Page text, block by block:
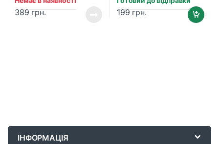
389 грн. 199 грн.
ІНФОРМАЦІЯ